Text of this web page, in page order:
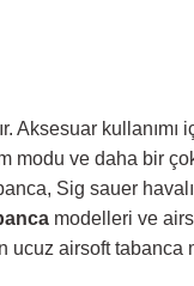
modu ve daha bir
Sig sauer
modelleri ve
airsoft tabanca